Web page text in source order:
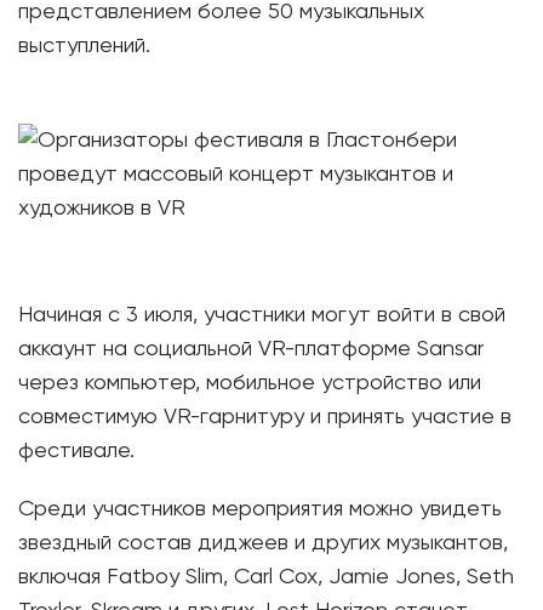
представлением более 50 музыкальных
выступлений.
Начиная с 3 июля, участники могут войти в свой
аккаунт на социальной VR-платформе Sansar
через компьютер, мобильное устройство или
совместимую VR-гарнитуру и принять участие в
фестивале.
Среди участников мероприятия можно увидеть
звездный состав диджеев и других музыкантов,
включая Fatboy Slim, Carl Cox, Jamie Jones, Seth